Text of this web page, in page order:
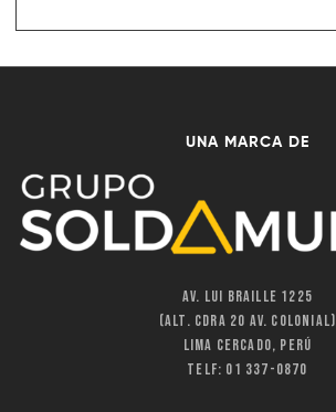
UNA MARCA DE
Av. Lui Braille 1225
(Alt. Cdra 20 Av. Colonial)
Lima Cercado, Perú
Telf: 01 337-0870